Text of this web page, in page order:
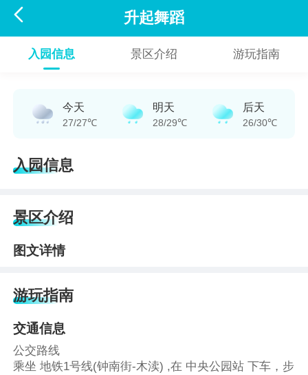
 升起舞蹈
入园信息 景区介绍 游玩指南
今天
27/27℃
明天
28/29℃
后天
26/30℃
入园信息
景区介绍
图文详情
游玩指南
交通信息
公交路线
乘坐 地铁1号线(钟南街-木渎) ,在 中央公园站 下车，步